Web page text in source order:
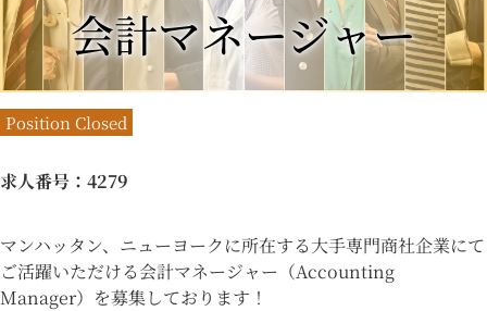
会計マネージャー
Position Closed
求人番号 ：4279
マンハッタン、ニューヨークに所在する大手専門商社企業にて
ご活躍いただける会計マネージャー（Accounting
Manager）を募集しております！